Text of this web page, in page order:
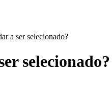
a ser selecionado?
selecionado?